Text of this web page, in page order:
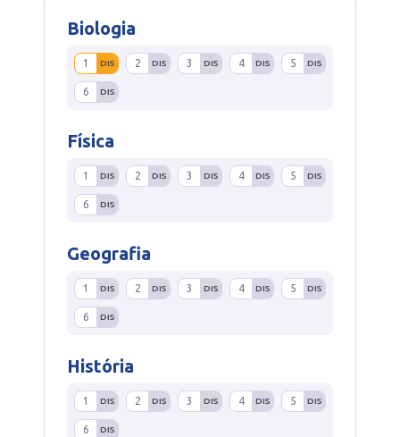
Biologia
1 DIS 2 DIS 3 DIS 4 DIS 5 DIS
6 DIS
Física
1 DIS 2 DIS 3 DIS 4 DIS 5 DIS
6 DIS
Geografia
1 DIS 2 DIS 3 DIS 4 DIS 5 DIS
6 DIS
História
1 DIS 2 DIS 3 DIS 4 DIS 5 DIS
6 DIS